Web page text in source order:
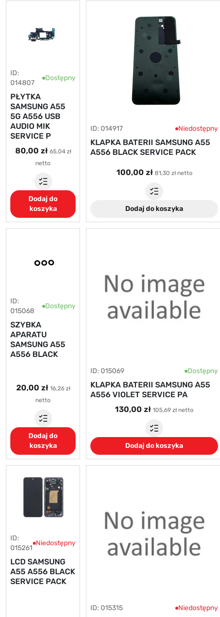
ID:
014807
Dostępny
PŁYTKA
SAMSUNG A55
5G A556 USB
AUDIO MIK
SERVICE P
80,00 zł 65,04 zł
netto
Dodaj do
koszyka
ID: 014917 Niedostępny
KLAPKA BATERII SAMSUNG A55
A556 BLACK SERVICE PACK
100,00 zł 81,30 zł netto
Dodaj do koszyka
ID:
015068
Dostępny
SZYBKA
APARATU
SAMSUNG A55
A556 BLACK
20,00 zł 16,26 zł
netto
Dodaj do
koszyka
ID: 015069 Dostępny
KLAPKA BATERII SAMSUNG A55
A556 VIOLET SERVICE PA
130,00 zł 105,69 zł netto
Dodaj do koszyka
ID:
015261
Niedostępny
LCD SAMSUNG
A55 A556 BLACK
SERVICE PACK
ID: 015315 Niedostępny